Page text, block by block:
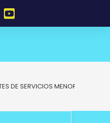
DE SERVICIOS MENORES